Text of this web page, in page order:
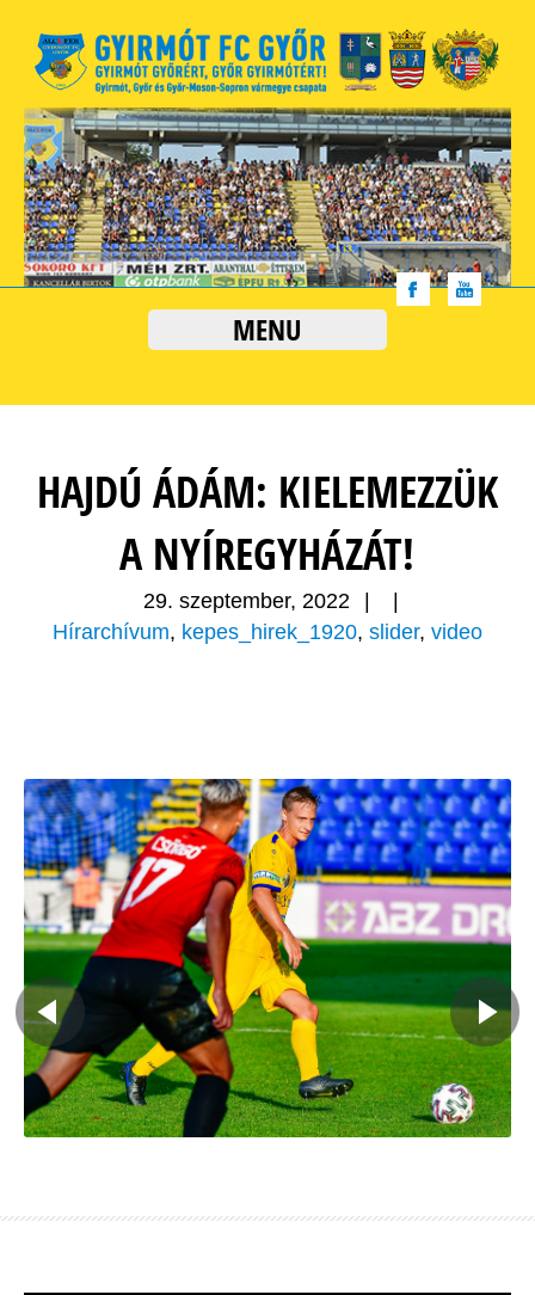
MENU
HAJDÚ ÁDÁM: KIELEMEZZÜK
A NYÍREGYHÁZÁT!
29. szeptember, 2022
Hírarchívum, kepes_hirek_1920, slider, video